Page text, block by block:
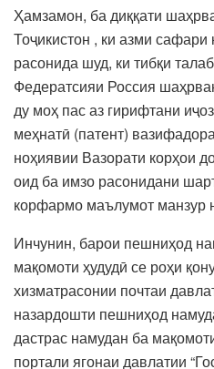
Ҳамзамон, ба диққати
Тоҷикистон , ки азми
расонида шуд, ки тибқи
Федератсияи Россия
ду моҳ пас аз гирифтани
меҳнатӣ (патент)
ноҳиявии Вазорати корҳои
оид ба имзо расонидани
корфармо маълумот манзур
Инчунин, барои пешниҳод
мақомоти ҳудудӣ се роҳи
хизматрасонии почтаи
назардошти пешниҳод
дастрас намудан ба
портали ягонаи давлатии